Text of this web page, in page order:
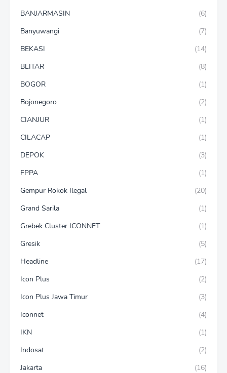
BANJARMASIN
(6)
Banyuwangi
(7)
BEKASI
(14)
BLITAR
(8)
BOGOR
(1)
Bojonegoro
(2)
CIANJUR
(1)
CILACAP
(1)
DEPOK
(3)
FPPA
(1)
Gempur Rokok Ilegal
(20)
Grand Sarila
(1)
Grebek Cluster ICONNET
(1)
Gresik
(5)
Headline
(17)
Icon Plus
(2)
Icon Plus Jawa Timur
(3)
Iconnet
(4)
IKN
(1)
Indosat
(2)
Jakarta
(16)